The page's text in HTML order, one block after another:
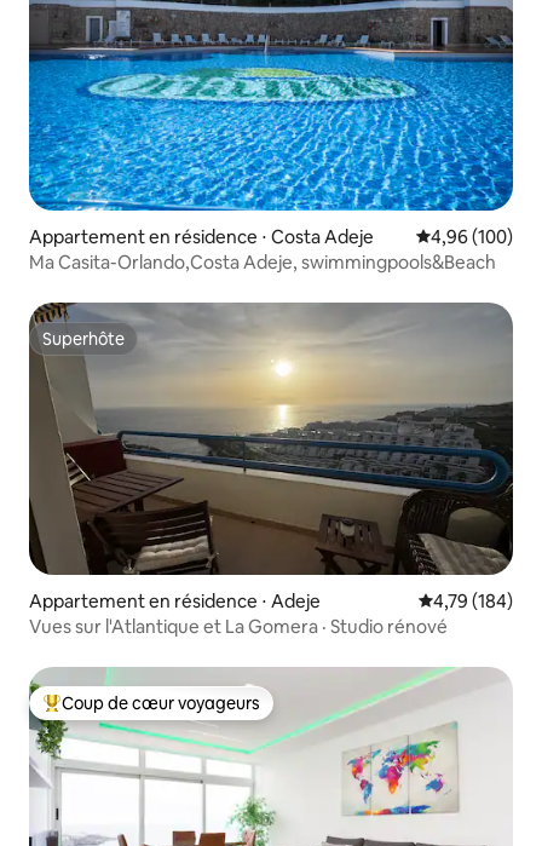
Appartement en résidence ⋅ Costa Adeje Évaluation
4,96 (100)
Ma Casita-Orlando,Costa Adeje, swimmingpools&Beach
Superhôte
Superhôte
Appartement en résidence ⋅ Adeje Évaluation
4,79 (184)
Vues sur l'Atlantique et La Gomera · Studio rénové
Coups de cœur voyageurs les plus appréciés
Coup de cœur voyageurs